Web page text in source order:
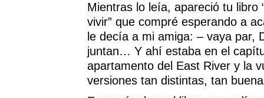
Mientras lo leía, apareció tu libro
vivir” que compré esperando a
le decía a mi amiga: – vaya par,
juntan… Y ahí estaba en el
apartamento del East River y la
versiones tan distintas, tan